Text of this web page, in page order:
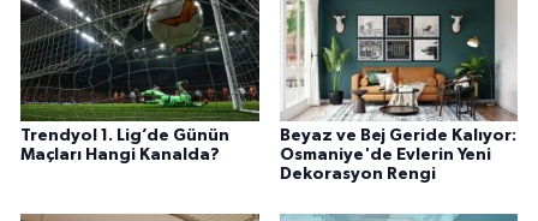
Trendyol 1. Lig’de Günün
Maçları Hangi Kanalda?
Beyaz ve Bej Geride Kalıyor:
Osmaniye'de Evlerin Yeni
Dekorasyon Rengi